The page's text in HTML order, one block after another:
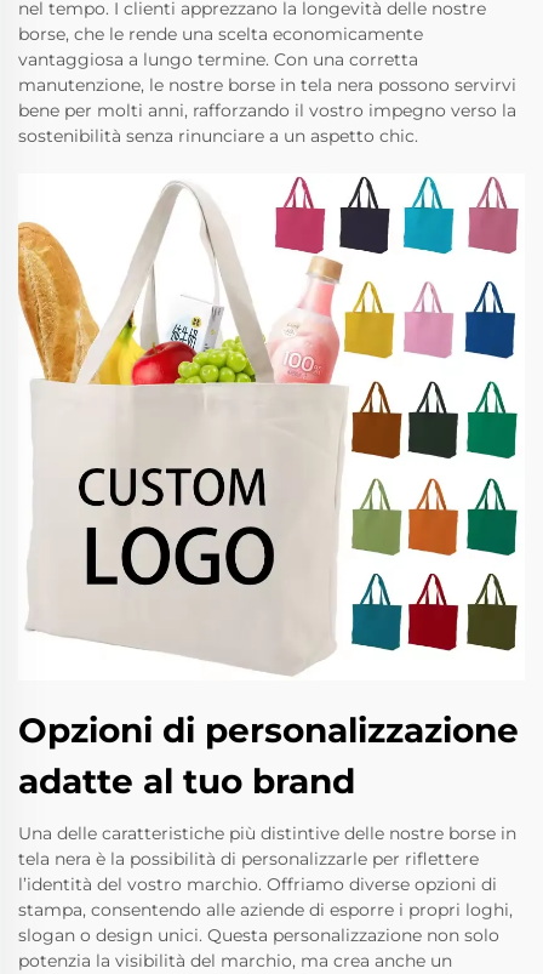
nel tempo. I clienti apprezzano la longevità delle nostre
borse, che le rende una scelta economicamente
vantaggiosa a lungo termine. Con una corretta
manutenzione, le nostre borse in tela nera possono servirvi
bene per molti anni, rafforzando il vostro impegno verso la
sostenibilità senza rinunciare a un aspetto chic.
Opzioni di personalizzazione
adatte al tuo brand
Una delle caratteristiche più distintive delle nostre borse in
tela nera è la possibilità di personalizzarle per riflettere
l’identità del vostro marchio. Offriamo diverse opzioni di
stampa, consentendo alle aziende di esporre i propri loghi,
slogan o design unici. Questa personalizzazione non solo
potenzia la visibilità del marchio, ma crea anche un